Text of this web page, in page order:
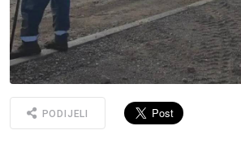
PODIJELI